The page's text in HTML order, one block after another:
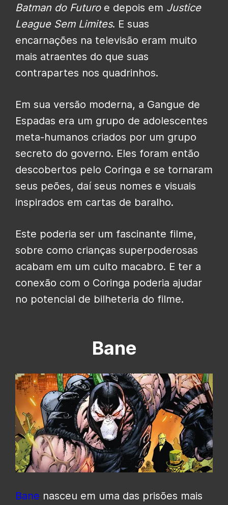
Batman doFuturoe depois em Justice
League Sem Limites. E suas
encarnações na televisão eram muito
mais atraentes do que suas
contrapartes nos quadrinhos.
Em sua versão moderna, a Gangue de
Espadas era um grupo de adolescentes
meta-humanos criados por um grupo
secreto do governo. Eles foram então
descobertos pelo Coringa e se tornaram
seus peões, daí seus nomes e visuais
inspirados em cartas de baralho.
Este poderia ser um fascinante filme,
sobre como crianças superpoderosas
acabam em um culto macabro. E ter a
conexão com o Coringa poderia ajudar
no potencial de bilheteria do filme.
Bane
Bane nasceu em uma das prisões mais